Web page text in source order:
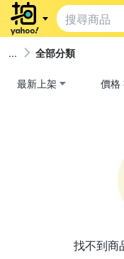
全部分類
最新上架 價格
找不到商